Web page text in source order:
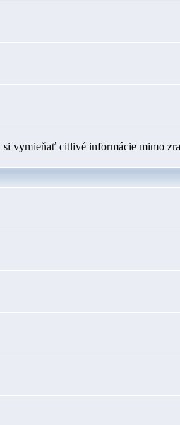
si vymieňať citlivé informácie mimo